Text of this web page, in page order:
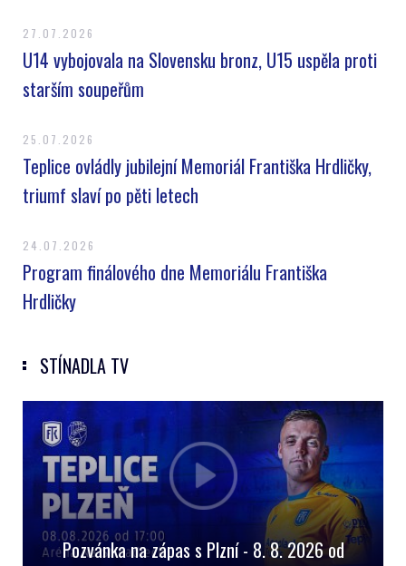
27.07.2026
U14 vybojovala na Slovensku bronz, U15 uspěla proti
starším soupeřům
25.07.2026
Teplice ovládly jubilejní Memoriál Františka Hrdličky,
triumf slaví po pěti letech
24.07.2026
Program finálového dne Memoriálu Františka
Hrdličky
STÍNADLA TV
Pozvánka na zápas s Plzní - 8. 8. 2026 od